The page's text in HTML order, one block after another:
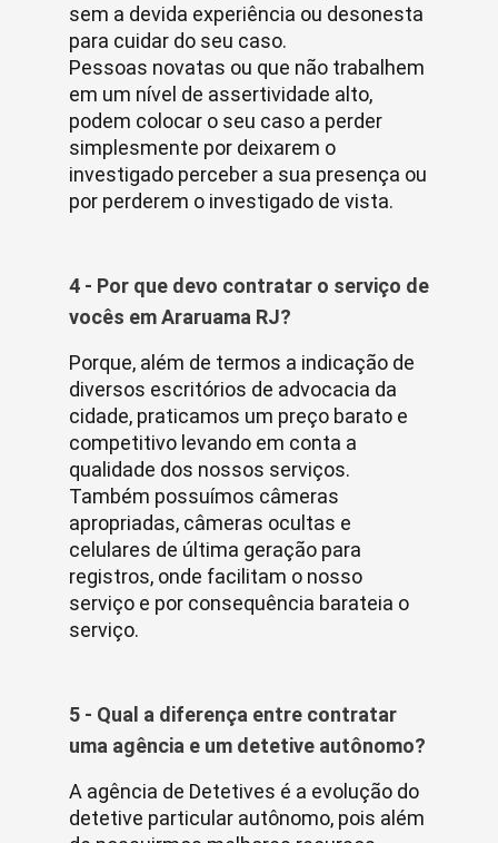
sem a devida experiência ou desonesta
para cuidar do seu caso.
Pessoas novatas ou que não trabalhem
em um nível de assertividade alto,
podem colocar o seu caso a perder
simplesmente por deixarem o
investigado perceber a sua presença ou
por perderem o investigado de vista.
4 - Por que devo contratar o serviço de
vocês em Araruama RJ?
Porque, além de termos a indicação de
diversos escritórios de advocacia da
cidade, praticamos um preço barato e
competitivo levando em conta a
qualidade dos nossos serviços.
Também possuímos câmeras
apropriadas, câmeras ocultas e
celulares de última geração para
registros, onde facilitam o nosso
serviço e por consequência barateia o
serviço.
5 - Qual a diferença entre contratar
uma agência e um detetive autônomo?
A agência de Detetives é a evolução do
detetive particular autônomo, pois além